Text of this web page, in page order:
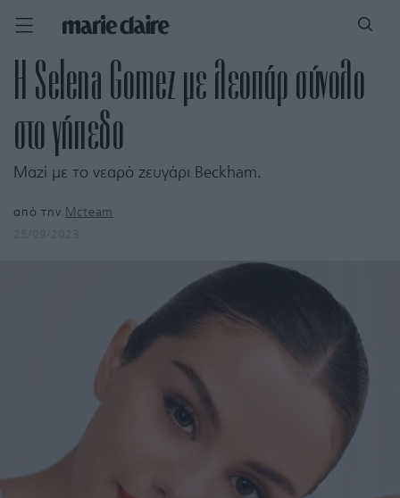
H Selena Gomez με λεοπάρ σύνολο
στο γήπεδο
Μαζί με το νεαρό ζευγάρι Beckham.
από την Mcteam